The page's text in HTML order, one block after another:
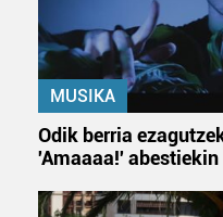
pertsonalizatuak
neurtzeko, jendeari
produktuak garatzeko.
erabiltzen dituen hauta
Bazkide batzuek ez
interes komertzial
bazkideen zerrenda,
MUSIKA
Odik berria
'Amaaaa!' abestiekin